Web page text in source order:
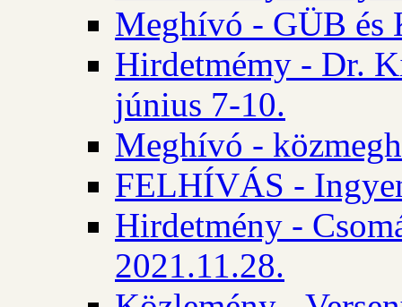
Meghívó - GÜB és
Hirdetmémy - Dr.
június 7-10.
Meghívó -
FELHÍVÁS -
Hirdetmény -
2021.11.28.